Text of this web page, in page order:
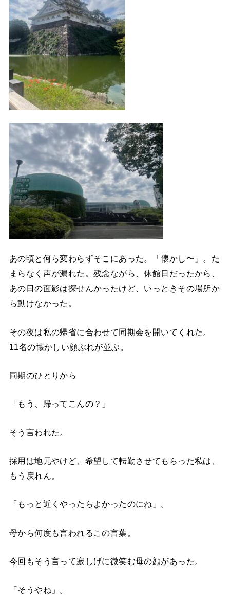
あの頃と何ら変わらずそこにあった。
「懐かし〜」。た
まらなく声が漏れた。残念ながら、休館日だったから、
あの日の面影は探せんかったけど、いっときその場所か
ら動けなかった。
その夜は私の帰省に合わせて同期会を開いてくれた。
11名の懐かしい顔ぶれが並ぶ。
同期のひとりから
「もう、帰ってこんの？」
そう言われた。
採用は地元やけど、希望して転勤させてもらった私は、
もう戻れん。
「もっと近くやったらよかったのにね」。
母から何度も言われるこの言葉。
今回もそう言って寂しげに微笑む母の顔があった。
「そうやね」。